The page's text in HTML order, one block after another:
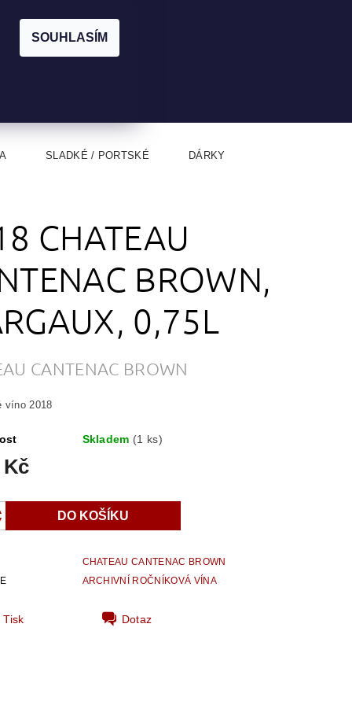
SLADKÉ / PORTSKÉ DÁRKY
CHATEAU
BROWN,
0,75L
CANTENAC BROWN
víno 2018
Skladem (1 ks)
Kč
CHATEAU CANTENAC BROWN
ARCHIVNÍ ROČNÍKOVÁ VÍNA
Tisk Dotaz
SOUHLASÍM